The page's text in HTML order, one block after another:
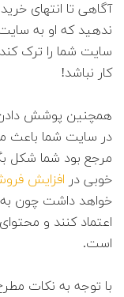
آگاهی تا انتهای
ندهید که او به
سایت شما را ترک
کار نباشد!
همچنین پوشش
در سایت شما باعث
مرجع بود شما شکل
خوبی در افزایش
خواهد داشت چون به
اعتماد کنند و
است.
با توجه به نکات